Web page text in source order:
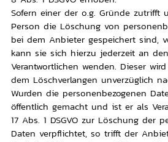
Sofern einer der o.g. Gründe zutrifft
Person die Löschung von
bei dem Anbieter gespeichert sind,
kann sie sich hierzu jederzeit an
Verantwortlichen wenden. Dieser
dem Löschverlangen unverzüglich
Wurden die personenbezogenen
öffentlich gemacht und ist er als
17 Abs. 1 DSGVO zur Löschung der
Daten verpflichtet, so trifft der